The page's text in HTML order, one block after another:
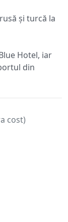
și turcă la
Hotel, iar
din
cost)